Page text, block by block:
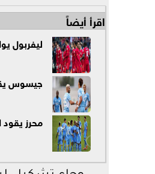
اقرأ أيضاً
ليفربول
جيسوس
محرز يقود